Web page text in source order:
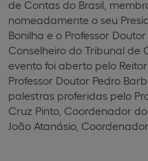
de Contas do Brasil,
nomeadamente o seu
Bonilha e o Professor
Conselheiro do Tribunal de
evento foi aberto pelo
Professor Doutor Pedro
palestras proferidas pelo
Cruz Pinto, Coordenador
João Atanásio,